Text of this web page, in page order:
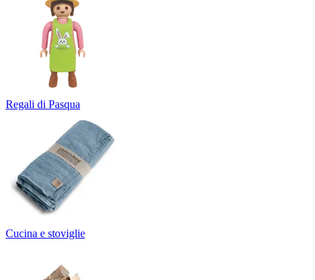
Regali di Pasqua
Cucina e stoviglie